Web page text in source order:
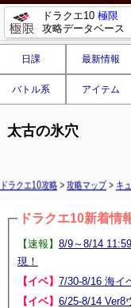
ドラクエ10 極限
攻略データベース
日課 最新情報
バトル系 アイテム
太古の氷穴
ドラクエ10攻略 > 攻略マップ> キ
ドラクエ10新着情
【速報】 8/9～8/14
現！
【イベ】 7/30-8/16 海イ
【イベ】 6/25-8/14 Ver8